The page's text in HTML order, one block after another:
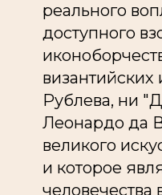
реального
доступного
Рублева, ни
Леонардо да
великого
и которое